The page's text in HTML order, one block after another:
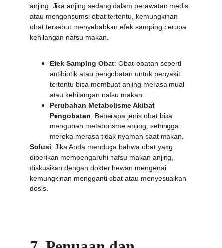
anjing. Jika anjing sedang dalam perawatan medis
atau mengonsumsi obat tertentu, kemungkinan
obat tersebut menyebabkan efek samping berupa
kehilangan nafsu makan.
Efek Samping Obat: Obat-obatan seperti
antibiotik atau pengobatan untuk penyakit
tertentu bisa membuat anjing merasa mual
atau kehilangan nafsu makan.
Perubahan Metabolisme Akibat
Pengobatan: Beberapa jenis obat bisa
mengubah metabolisme anjing, sehingga
mereka merasa tidak nyaman saat makan.
Solusi: Jika Anda menduga bahwa obat yang
diberikan mempengaruhi nafsu makan anjing,
diskusikan dengan dokter hewan mengenai
kemungkinan mengganti obat atau menyesuaikan
dosis.